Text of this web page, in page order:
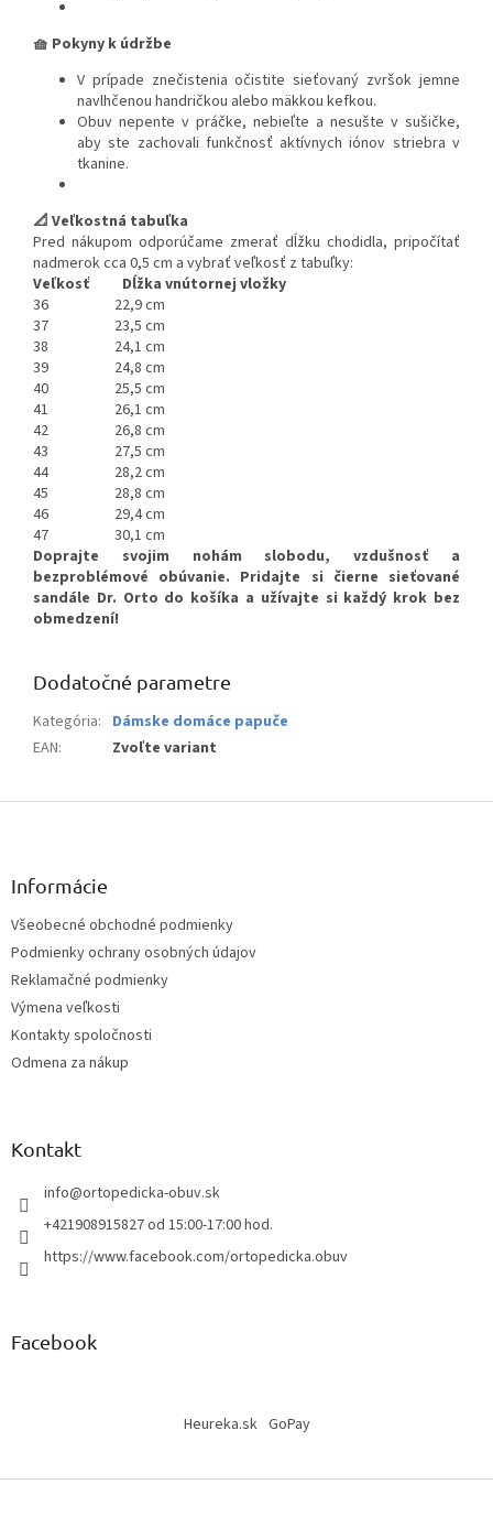
🧺 Pokyny k údržbe
V prípade znečistenia očistite sieťovaný zvršok jemne
navlhčenou handričkou alebo mäkkou kefkou.
Obuv nepente v práčke, nebieľte a nesušte v sušičke,
aby ste zachovali funkčnosť aktívnych iónov striebra v
tkanine.
📐 Veľkostná tabuľka
Pred nákupom odporúčame zmerať dĺžku chodidla, pripočítať
nadmerok cca 0,5 cm a vybrať veľkosť z tabuľky:
Veľkosť Dĺžka vnútornej vložky
36 22,9 cm
37
23,5 cm
38
24,1 cm
39
24,8 cm
40
25,5 cm
41
26,1 cm
42
26,8 cm
43
27,5 cm
44
28,2 cm
45
28,8 cm
46
29,4 cm
47
30,1 cm
Doprajte svojim nohám slobodu, vzdušnosť a
bezproblémové obúvanie. Pridajte si čierne sieťované
sandále Dr. Orto do košíka a užívajte si každý krok bez
obmedzení!
Dodatočné parametre
Kategória: Dámske domáce papuče
EAN: Zvoľte variant
Z
Informácie
Všeobecné obchodné podmienky
Podmienky ochrany osobných údajov
Reklamačné podmienky
Výmena veľkosti
Kontakty spoločnosti
Odmena za nákup
Kontakt
info@ortopedicka-obuv.sk
+421908915827 od 15:00-17:00 hod.
https://www.facebook.com/ortopedicka.obuv
Facebook
Heureka.sk GoPay